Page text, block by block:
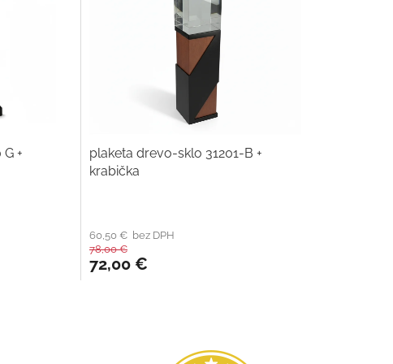
+
plaketa drevo-sklo 31201-B +
krabička
60,50 € bez DPH
78,00 €
72,00 €